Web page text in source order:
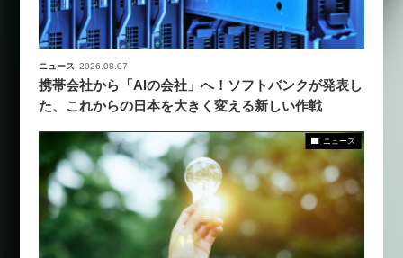
ニュース 2026.08.07
携帯会社から「AIの会社」へ！ソフトバンクが発表し
た、これからの日本を大きく変える新しい作戦
ニュース